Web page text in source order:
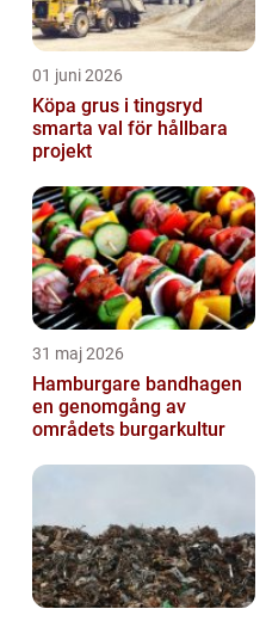
01 juni 2026
Köpa grus i tingsryd
smarta val för hållbara
projekt
31 maj 2026
Hamburgare bandhagen
en genomgång av
områdets burgarkultur